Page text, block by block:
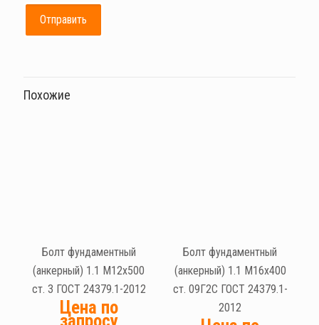
Похожие
Болт фундаментный
(анкерный) 1.1 М12х500
ст. 3 ГОСТ 24379.1-2012
Цена по
Болт фундаментный
(анкерный) 1.1 М16х400
ст. 09Г2С ГОСТ 24379.1-
2012